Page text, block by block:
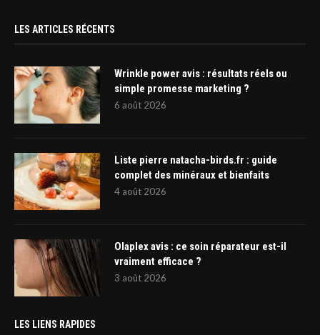
LES ARTICLES RÉCENTS
Wrinkle power avis : résultats réels ou
simple promesse marketing ?
6 août 2026
Liste pierre natacha-birds.fr : guide
complet des minéraux et bienfaits
4 août 2026
Olaplex avis : ce soin réparateur est-il
vraiment efficace ?
3 août 2026
LES LIENS RAPIDES